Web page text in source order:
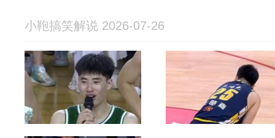
小鞄搞笑解说 2026-07-26